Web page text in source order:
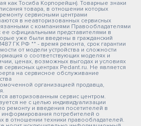
как Тосиба Корпорейшн). Товарные знаки
товара, в отношении которых
сервисными центрами
в неавторизованных сервисных
с компаниями Правообладателями
ее официальными представителями в
уже были введены в гражданский
ГК РФ ** - время ремонта, срок гарантии
от модели устройства и сложности
о соответствующих моделях и
ценах, возможных выгодах и условиях
сервисных центрах Pedant.ru. Не является
на сервисное обслуживание
организацией продавца,
авторизованным сервис центром.
не с целью индивидуализации
ремонту и введения посетителей в
потребителей о
в отношении техники правообладателей.